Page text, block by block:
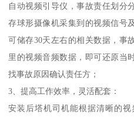
自动视频引导仪，事故责任划分
存球形摄像机采集到的视频信号
可储存30天左右的相关数据，事
里的视频音频数据，即可还原当
找事故原因确认责任方；
3、提高工作效率，灵活配套：
安装后塔机司机能根据清晰的